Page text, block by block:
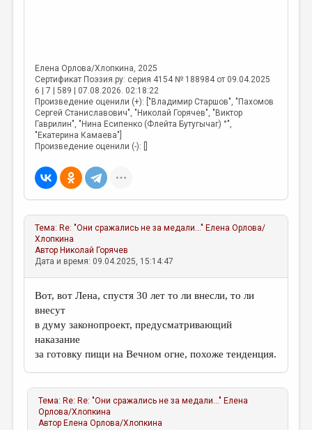
Елена Орлова/Хлопкина , 2025
Сертификат Поэзия.ру: серия 4154 № 188984 от 09.04.2025
6 |7 |589 | 07.08.2026. 02:18:22
Произведение оценили (+): ["Владимир Старшов", "Пахомов
Сергей Станиславович", "Николай Горячев", "Виктор
Гаврилин", "Нина Есипенко (Флейта Бутугычаг) °",
"Екатерина Камаева"]
Произведение оценили (-): []
Тема:Re: "Они сражались не за медали..." Елена Орлова/
Хлопкина
АвторНиколай Горячев
Дата и время: 09.04.2025, 15:14:47
Вот, вот Лена, спустя 30 лет то ли внесли, то ли
внесут
в думу законопроект, предусматривающий
наказание
за готовку пищи на Вечном огне, похоже тенденция.
Тема:Re: Re: "Они сражались не за медали..." Елена
Орлова/Хлопкина
АвторЕлена Орлова/Хлопкина